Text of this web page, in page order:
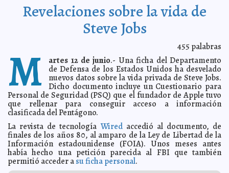
2012-06-14 10:07:47 Disminución de muertes maternas mundiales no
supone mejoramiento de salud materna Guillermo Barrera Fernandez
Mérida, antes y después Lois Izquierdo
Guillermo
2012-06-14 09:13:03 Firma Sedesol compromiso por la transparencia:
Garantiza equidad en el proceso electoral Guillermo Barrera Fernandez
2012-06-14 08:42:11 Registrarán nuevos dominios en internet A7
2012-06-14 08:39:29 Mínimo 40 años a feminicidas A7
2012-06-14 08:38:07 Gracias al gobierno federal, bajan tarifas de
telecomunicaciones A7
2012-06-14 08:35:22 Josefina es más capaz de manejar la economía A7
2012-06-14 08:31:26 Venezuela fabrica drones A7
2012-06-14 08:27:51 Ex amante de Travolta escribiría sus memorias A7
2012-06-14 08:25:37 Sólido crecimiento del sistema bancario en México
Revelaciones sobre la vida de
Steve Jobs
455 palabras
M artes 12 de junio.- Una ficha del Departamento
de Defensa de los Estados Unidos ha desvelado
nuevos datos sobre la vida privada de Steve Jobs.
Dicho documento incluye un Cuestionario para
Personal de Seguridad (PSQ) que el fundador de Apple tuvo
que rellenar para conseguir acceso a información
clasificada del Pentágono.
La revista de tecnología Wiredaccedió al documento, de
finales de los años 80, al amparo de la Ley de Libertad de la
Información estadounidense (FOIA). Unos meses antes
había hecho una petición parecida al FBI que también
permitió acceder asu ficha personal.